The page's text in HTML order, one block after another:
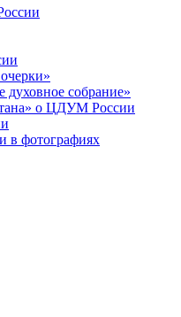
духовное собрание»
о ЦДУМ России
фотографиях